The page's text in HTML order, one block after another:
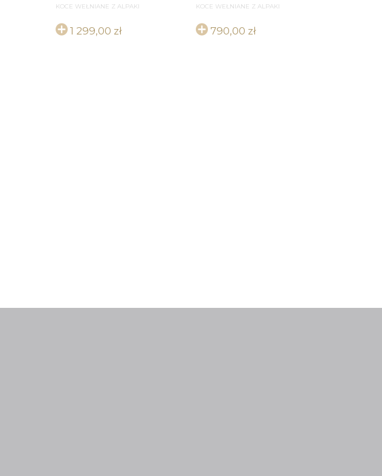
KOCE WEŁNIANE Z ALPAKI
1 299,00 zł
KOCE WEŁNIANE Z ALPAKI
790,00 zł